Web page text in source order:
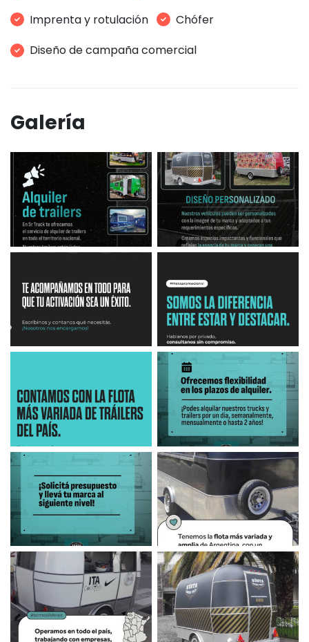
Imprenta y rotulación
Chófer
Diseño de campaña comercial
Galería